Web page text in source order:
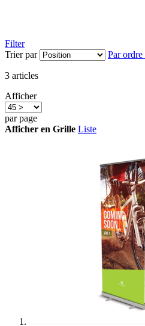
Filter
Trier par
Par ordre
3 articles
Afficher
par page
Afficher en Grille Liste